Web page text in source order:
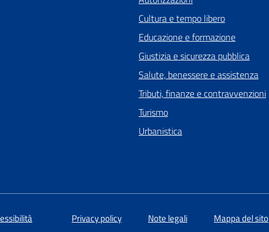
Cultura e tempo libero
Educazione e formazione
Giustizia e sicurezza pubblica
Salute, benessere e assistenza
Tributi, finanze e contravvenzioni
Turismo
Urbanistica
Privacy policy Note legali Mappa del sito